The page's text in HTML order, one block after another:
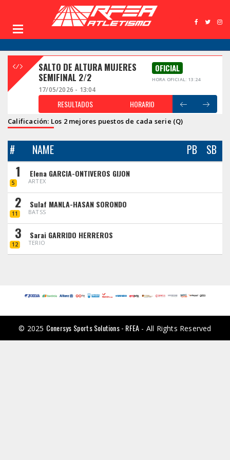
SALTO DE ALTURA MUJERES
SEMIFINAL 2/2
OFICIAL
HORA OFICIAL: 13:24
17/05/2026 - 13:04
RESULTADOS HORARIO
Calificación: Los 2 mejores puestos de cada serie (Q)
# NAME PB SB
1
5
Elena GARCIA-ONTIVEROS GIJON
ARTEX
2
11
Sulaf MANLA-HASAN SORONDO
BATSS
3
12
Sarai GARRIDO HERREROS
TERIO
© 2025 Conersys Sports Solutions - RFEA - All Rights Reserved